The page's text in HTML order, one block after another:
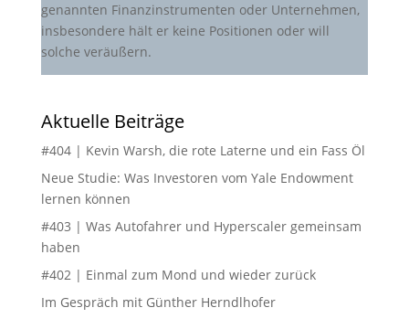
genannten Finanzinstrumenten oder Unternehmen,
insbesondere hält er keine Positionen oder will
solche veräußern.
Aktuelle Beiträge
#404 | Kevin Warsh, die rote Laterne und ein Fass Öl
Neue Studie: Was Investoren vom Yale Endowment
lernen können
#403 | Was Autofahrer und Hyperscaler gemeinsam
haben
#402 | Einmal zum Mond und wieder zurück
Im Gespräch mit Günther Herndlhofer